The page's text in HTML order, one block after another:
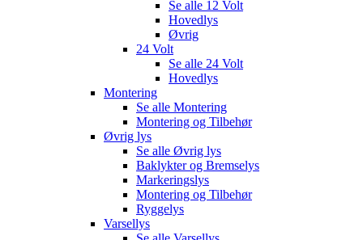
Se alle 12 Volt
Hovedlys
Øvrig
24 Volt
Se alle 24 Volt
Hovedlys
Montering
Se alle Montering
Montering og Tilbehør
Øvrig lys
Se alle Øvrig lys
Baklykter og Bremselys
Markeringslys
Montering og Tilbehør
Ryggelys
Varsellys